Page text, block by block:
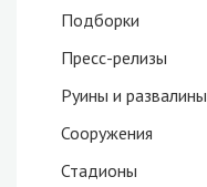
Подборки
Пресс-релизы
Руины и развалины
Сооружения
Стадионы